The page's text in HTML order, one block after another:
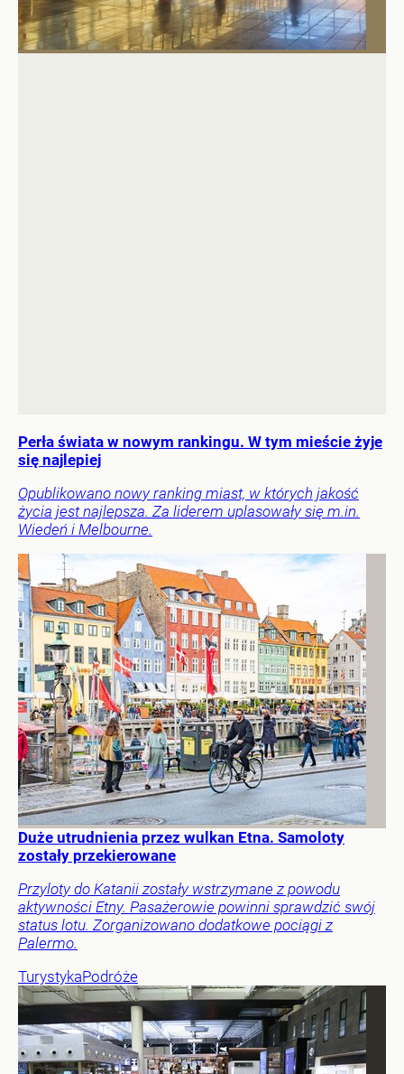
Perła świata w nowym rankingu. W tym mieście żyje
się najlepiej
Opublikowano nowy ranking miast, w których jakość
życia jest najlepsza. Za liderem uplasowały się m.in.
Wiedeń i Melbourne.
Duże utrudnienia przez wulkan Etna. Samoloty
zostały przekierowane
Przyloty do Katanii zostały wstrzymane z powodu
aktywności Etny. Pasażerowie powinni sprawdzić swój
status lotu. Zorganizowano dodatkowe pociągi z
Palermo.
TurystykaPodróże